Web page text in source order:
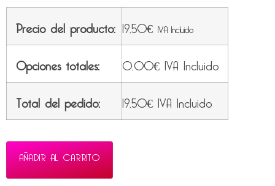
Precio del producto: 19,50€ IVA Incluido
Opciones totales: 0,00€ IVA Incluido
Total del pedido:
19,50€ IVA Incluido
AÑADIR AL CARRITO